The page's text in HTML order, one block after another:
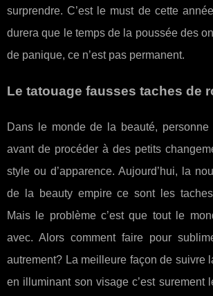
surprendre. C’est le must de cette
durera que le temps de la poussée des
de panique, ce n’est pas permanent.
Le tatouage fausses taches de
Dans le monde de la beauté,
avant de procéder à des petits
style ou d’apparence. Aujourd’hui, la
de la beauty empire ce sont les
Mais le problème c’est que tout le
avec. Alors comment faire pour
autrement? La meilleure façon de suivre
en illuminant son visage c’est surement